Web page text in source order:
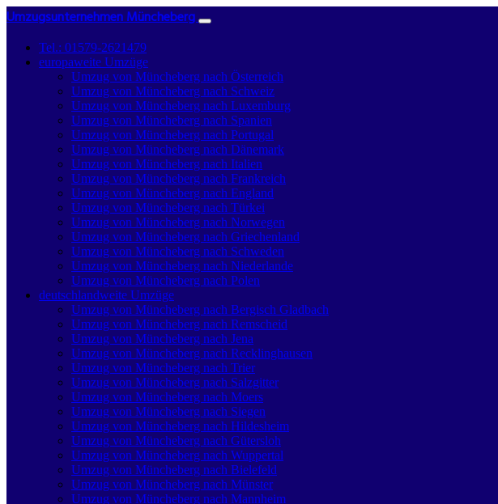
Umzugsunternehmen Müncheberg
Tel.: 01579-2621479
europaweite Umzüge
Umzug von Müncheberg nach Österreich
Umzug von Müncheberg nach Schweiz
Umzug von Müncheberg nach Luxemburg
Umzug von Müncheberg nach Spanien
Umzug von Müncheberg nach Portugal
Umzug von Müncheberg nach Dänemark
Umzug von Müncheberg nach Italien
Umzug von Müncheberg nach Frankreich
Umzug von Müncheberg nach England
Umzug von Müncheberg nach Türkei
Umzug von Müncheberg nach Norwegen
Umzug von Müncheberg nach Griechenland
Umzug von Müncheberg nach Schweden
Umzug von Müncheberg nach Niederlande
Umzug von Müncheberg nach Polen
deutschlandweite Umzüge
Umzug von Müncheberg nach Bergisch Gladbach
Umzug von Müncheberg nach Remscheid
Umzug von Müncheberg nach Jena
Umzug von Müncheberg nach Recklinghausen
Umzug von Müncheberg nach Trier
Umzug von Müncheberg nach Salzgitter
Umzug von Müncheberg nach Moers
Umzug von Müncheberg nach Siegen
Umzug von Müncheberg nach Hildesheim
Umzug von Müncheberg nach Gütersloh
Umzug von Müncheberg nach Wuppertal
Umzug von Müncheberg nach Bielefeld
Umzug von Müncheberg nach Münster
Umzug von Müncheberg nach Mannheim